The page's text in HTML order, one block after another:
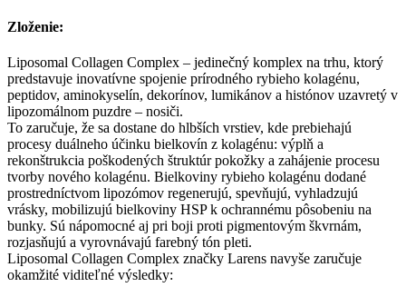
Zloženie:
Liposomal Collagen Complex – jedinečný komplex na trhu, ktorý
predstavuje inovatívne spojenie prírodného rybieho kolagénu,
peptidov, aminokyselín, dekorínov, lumikánov a histónov uzavretý v
lipozomálnom puzdre – nosiči.
To zaručuje, že sa dostane do hlbších vrstiev, kde prebiehajú
procesy duálneho účinku bielkovín z kolagénu: výplň a
rekonštrukcia poškodených štruktúr pokožky a zahájenie procesu
tvorby nového kolagénu. Bielkoviny rybieho kolagénu dodané
prostredníctvom lipozómov regenerujú, spevňujú, vyhladzujú
vrásky, mobilizujú bielkoviny HSP k ochrannému pôsobeniu na
bunky. Sú nápomocné aj pri boji proti pigmentovým škvrnám,
rozjasňujú a vyrovnávajú farebný tón pleti.
Liposomal Collagen Complex značky Larens navyše zaručuje
okamžité viditeľné výsledky: